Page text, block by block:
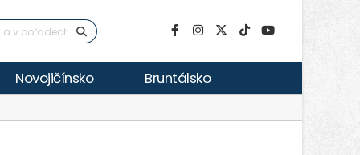
Novojičínsko Bruntálsko